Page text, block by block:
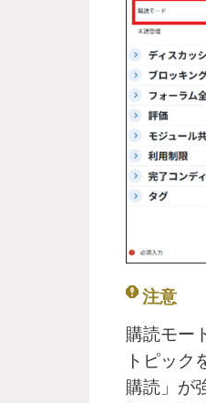
注意
購読モー
トピック
購読」が